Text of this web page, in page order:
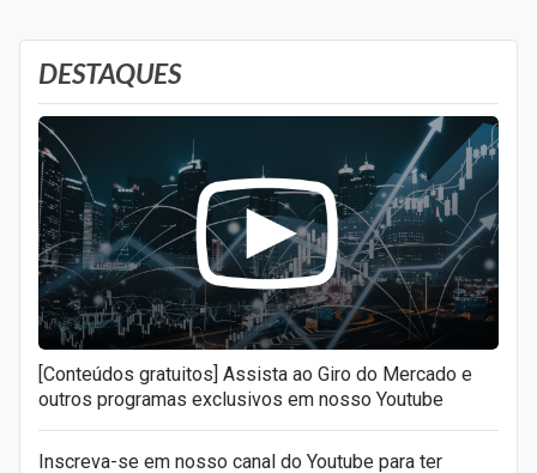
DESTAQUES
[Conteúdos gratuitos] Assista ao Giro do Mercado e
outros programas exclusivos em nosso Youtube
Inscreva-se em nosso canal do Youtube para ter